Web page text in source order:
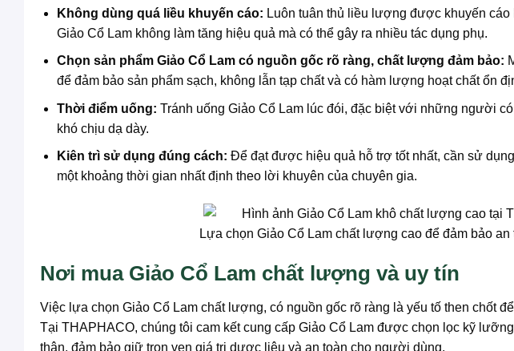
Không dùng quá liều khuyến cáo: Luôn tuân thủ liều lượng được khuyến
Giảo Cổ Lam không làm tăng hiệu quả mà có thể gây ra nhiều tác dụng phụ.
Chọn sản phẩm Giảo Cổ Lam có nguồn gốc rõ ràng, chất lượng đảm bảo:
để đảm bảo sản phẩm sạch, không lẫn tạp chất và có hàm lượng hoạt chất ổn
Thời điểm uống: Tránh uống Giảo Cổ Lam lúc đói, đặc biệt với những người
khó chịu dạ dày.
Kiên trì sử dụng đúng cách: Để đạt được hiệu quả hỗ trợ tốt nhất, cần sử
một khoảng thời gian nhất định theo lời khuyên của chuyên gia.
Lựa chọn Giảo Cổ Lam chất lượng cao để đảm bảo an
Nơi mua Giảo Cổ Lam chất lượng và uy tín
Việc lựa chọn Giảo Cổ Lam chất lượng, có nguồn gốc rõ ràng là yếu tố then chốt
Tại THAPHACO, chúng tôi cam kết cung cấp Giảo Cổ Lam được chọn lọc kỹ
thận, đảm bảo giữ trọn vẹn giá trị dược liệu và an toàn cho người dùng.